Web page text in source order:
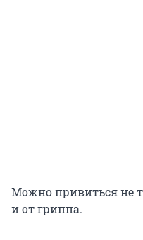
Можно привиться не
и от гриппа.